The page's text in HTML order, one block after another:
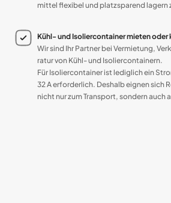
mittel flexibel und platz­sparend lagern
Kühl- und Isolier­container mieten oder
Wir sind Ihr Partner bei Vermietung,
ratur von Kühl- und Isolier­containern.
Für Isoliercontainer ist lediglich ein
32 A erforderlich. Deshalb eignen sich
nicht nur zum Transport, sondern auch